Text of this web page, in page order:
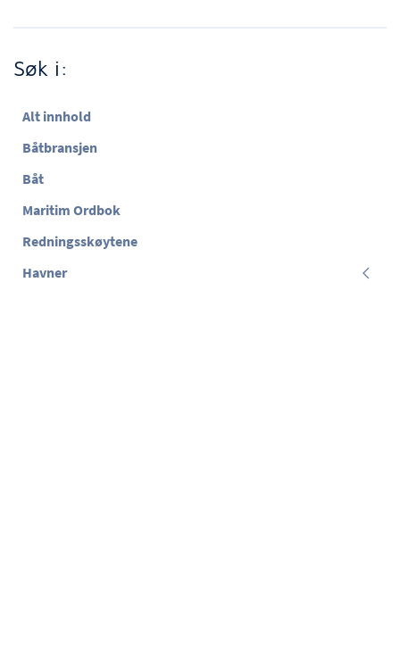
Søk i:
Alt innhold
Båtbransjen
Båt
Maritim Ordbok
Redningsskøytene
Havner